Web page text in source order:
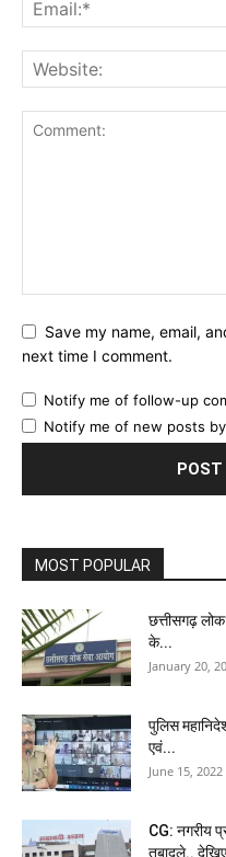
Save my name, email,
next time I comment.
Notify me of follow-up
Notify me of new posts
MOST POPULAR
छत्तीसगढ़
के...
January 20,
पुलिस
एवं...
June 15, 2022
CG: नगरीय
तबादले..